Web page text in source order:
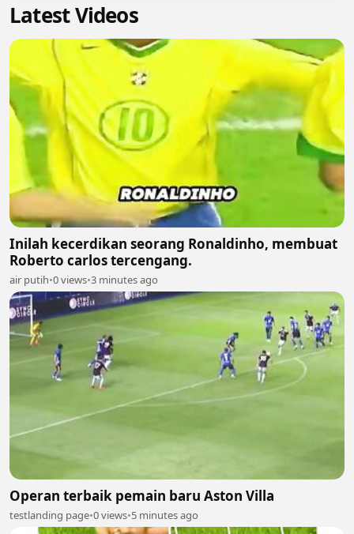
Latest Videos
Inilah kecerdikan seorang Ronaldinho, membuat
Roberto carlos tercengang.
air putih•0 views•3 minutes ago
Operan terbaik pemain baru Aston Villa
testlanding page•0 views•5 minutes ago